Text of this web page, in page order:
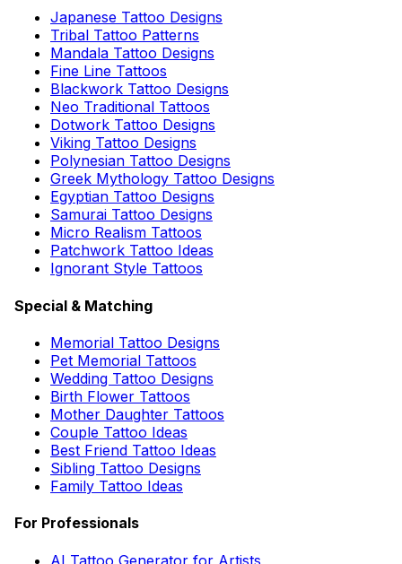
Japanese Tattoo Designs
Tribal Tattoo Patterns
Mandala Tattoo Designs
Fine Line Tattoos
Blackwork Tattoo Designs
Neo Traditional Tattoos
Dotwork Tattoo Designs
Viking Tattoo Designs
Polynesian Tattoo Designs
Greek Mythology Tattoo Designs
Egyptian Tattoo Designs
Samurai Tattoo Designs
Micro Realism Tattoos
Patchwork Tattoo Ideas
Ignorant Style Tattoos
Special & Matching
Memorial Tattoo Designs
Pet Memorial Tattoos
Wedding Tattoo Designs
Birth Flower Tattoos
Mother Daughter Tattoos
Couple Tattoo Ideas
Best Friend Tattoo Ideas
Sibling Tattoo Designs
Family Tattoo Ideas
For Professionals
AI Tattoo Generator for Artists